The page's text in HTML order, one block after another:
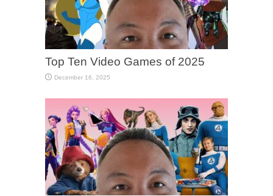
Top Ten Video Games of 2025
December 16, 2025